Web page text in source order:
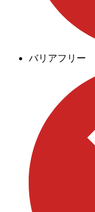
バリアフリー